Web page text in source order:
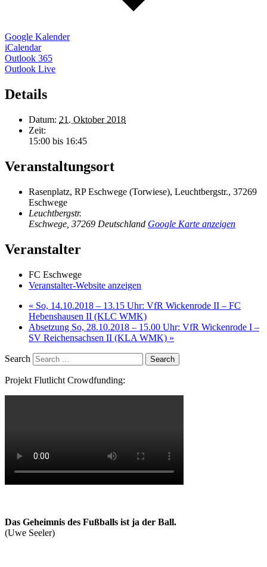
Google Kalender
iCalendar
Outlook 365
Outlook Live
Details
Datum: 21. Oktober 2018
Zeit:
15:00 bis 16:45
Veranstaltungsort
Rasenplatz, RP Eschwege (Torwiese), Leuchtbergstr., 37269
Eschwege
Leuchtbergstr.
Eschwege 37269 Deutschland Google Karte anzeigen
Veranstalter
FC Eschwege
Veranstalter-Website anzeigen
« So, 14.10.2018 – 13.15 Uhr: VfR Wickenrode II – FC
Hebenshausen II (KLC WMK)
Absetzung So, 28.10.2018 – 15.00 Uhr: VfR Wickenrode I –
SV Reichensachsen II (KLA WMK) »
Search
Projekt Flutlicht Crowdfunding:
Das Geheimnis des Fußballs ist ja der Ball.
(Uwe Seeler)